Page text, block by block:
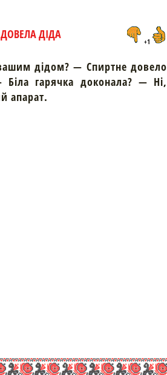
ДІДА
+1
дідом? — Спиртне довело
гарячка доконала? — Ні,
апарат.